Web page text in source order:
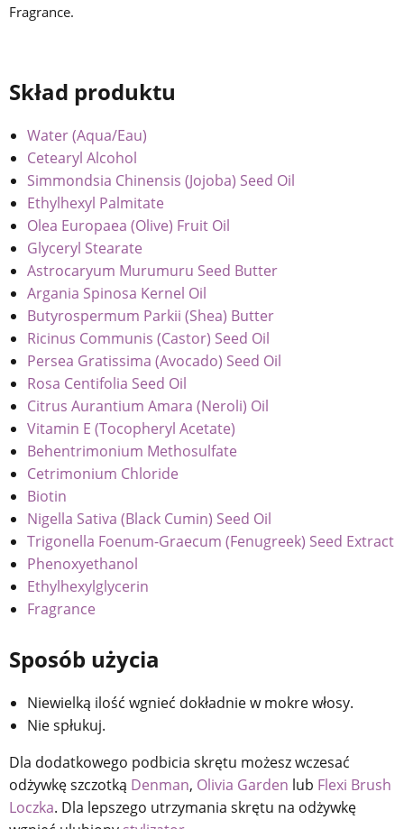
Fragrance.
Skład produktu
Water (Aqua/Eau)
Cetearyl Alcohol
Simmondsia Chinensis (Jojoba) Seed Oil
Ethylhexyl Palmitate
Olea Europaea (Olive) Fruit Oil
Glyceryl Stearate
Astrocaryum Murumuru Seed Butter
Argania Spinosa Kernel Oil
Butyrospermum Parkii (Shea) Butter
Ricinus Communis (Castor) Seed Oil
Persea Gratissima (Avocado) Seed Oil
Rosa Centifolia Seed Oil
Citrus Aurantium Amara (Neroli) Oil
Vitamin E (Tocopheryl Acetate)
Behentrimonium Methosulfate
Cetrimonium Chloride
Biotin
Nigella Sativa (Black Cumin) Seed Oil
Trigonella Foenum-Graecum (Fenugreek) Seed Extract
Phenoxyethanol
Ethylhexylglycerin
Fragrance
Sposób użycia
Niewielką ilość wgnieć dokładnie w mokre włosy.
Nie spłukuj.
Dla dodatkowego podbicia skrętu możesz wczesać
odżywkę szczotką Denman, Olivia Garden lub Flexi Brush
Loczka. Dla lepszego utrzymania skrętu na odżywkę